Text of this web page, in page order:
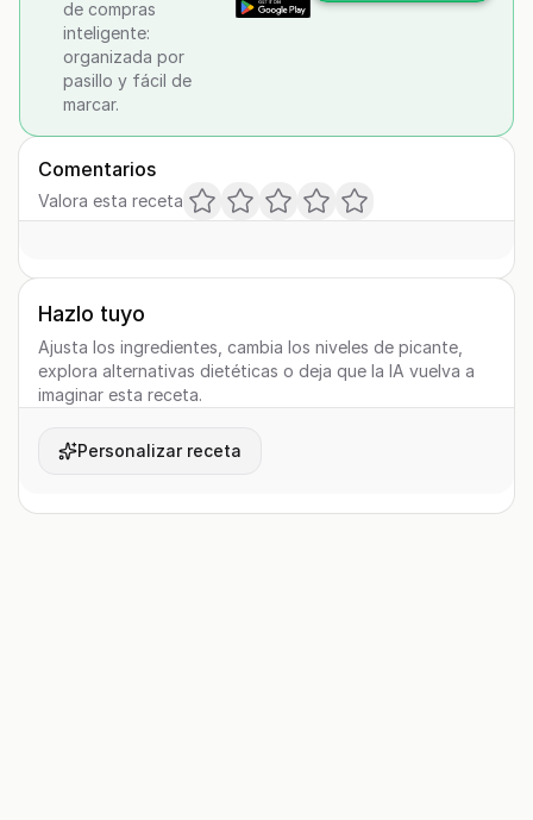
de compras
inteligente:
organizada por
pasillo y fácil de
marcar.
Comentarios
Valora esta receta
Hazlo tuyo
Ajusta los ingredientes, cambia los niveles de picante,
explora alternativas dietéticas o deja que la IA vuelva a
imaginar esta receta.
Personalizar receta